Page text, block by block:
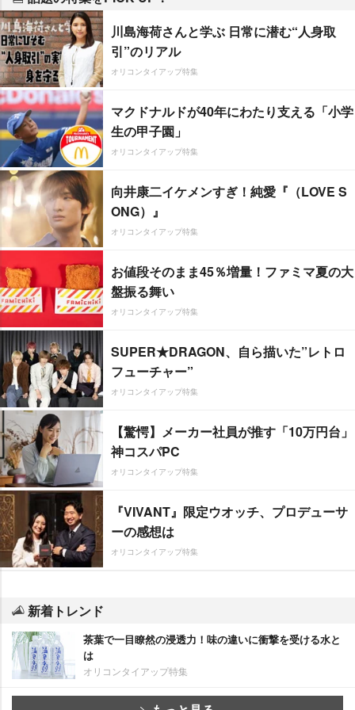
川島海荷さんと学ぶ 日常に潜む“人身取
引”のリアル
オリコンタイアップ特集
マクドナルドが40年にわたり支える「小学
生の甲子園」
オリコンタイアップ特集
向井康二イケメンすぎ！純愛『（LOVE S
ONG）』
オリコンタイアップ特集
お値段そのまま45％増量！ファミマ夏の大
盤振る舞い
オリコンタイアップ特集
SUPER★DRAGON、自ら描いた”レトロ
フューチャー”
オリコンタイアップ特集
【驚愕】メーカー社員が推す「10万円台」
神コスパPC
オリコンタイアップ特集
『VIVANT』限定ウオッチ、プロデューサ
ーの感想は
オリコンタイアップ特集
新着トレンド
茶葉で一目瞭然の浸透力！味の違いに衝撃を受ける水と
は
オリコンタイアップ特集